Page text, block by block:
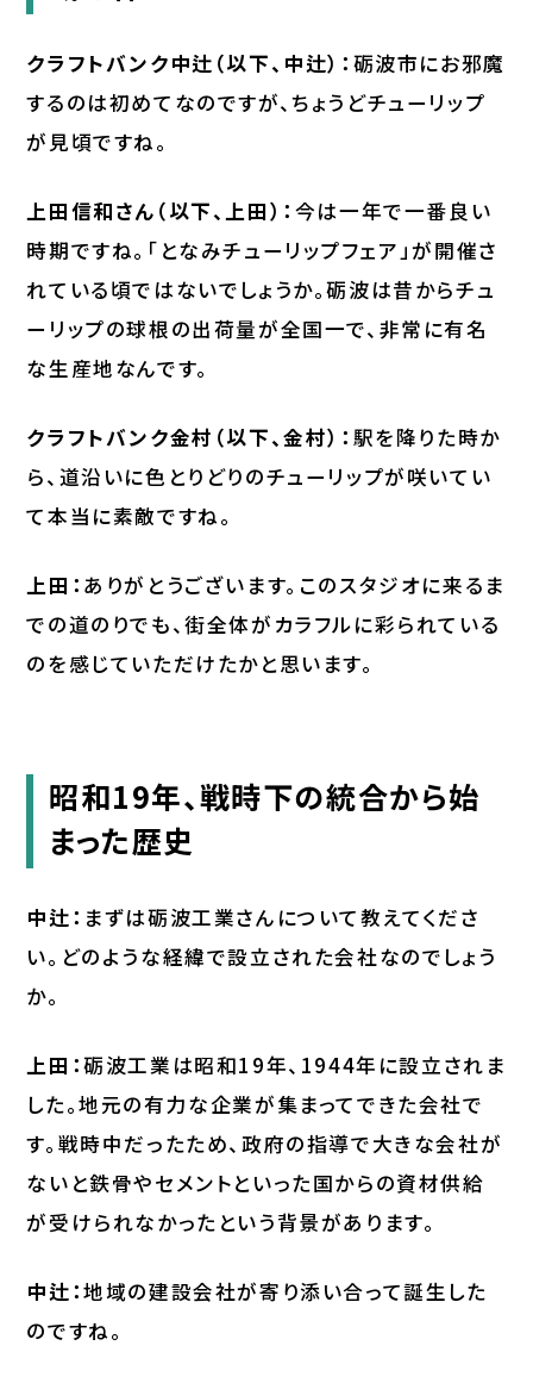
クラフトバンク中辻（以下、中辻） ： 砺波市にお邪魔
するのは初めてなのですが、ちょうどチューリップ
が見頃ですね。
上田信和さん（以下、上田）： 今は一年で一番良い
時期ですね。「となみチューリップフェア」が開催さ
れている頃ではないでしょうか。砺波は昔からチュ
ーリップの球根の出荷量が全国一で、非常に有名
な生産地なんです。
クラフトバンク金村（以下、金村）： 駅を降りた時か
ら、道沿いに色とりどりのチューリップが咲いてい
て本当に素敵ですね。
上田： ありがとうございます。このスタジオに来るま
での道のりでも、街全体がカラフルに彩られている
のを感じていただけたかと思います。
昭和19年、戦時下の統合から始
まった歴史
中辻： まずは砺波工業さんについて教えてくださ
い。どのような経緯で設立された会社なのでしょう
か。
上田：砺波工業は昭和19年、1944年に設立されま
した。地元の有力な企業が集まってできた会社で
す。戦時中だったため、政府の指導で大きな会社が
ないと鉄骨やセメントといった国からの資材供給
が受けられなかったという背景があります。
中辻：地域の建設会社が寄り添い合って誕生した
のですね。